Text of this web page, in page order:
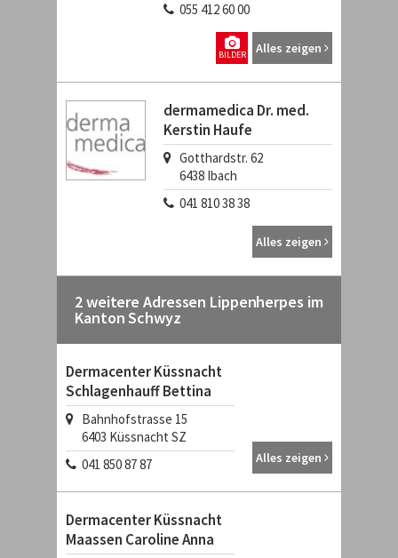
055 412 60 00
Alles zeigen
BILDER
dermamedica Dr. med.
Kerstin Haufe
Gotthardstr. 62
6438 Ibach
041 810 38 38
Alles zeigen
2 weitere Adressen Lippenherpes im
Kanton Schwyz
Dermacenter Küssnacht
Schlagenhauff Bettina
Bahnhofstrasse 15
6403 Küssnacht SZ
041 850 87 87
Alles zeigen
Dermacenter Küssnacht
Maassen Caroline Anna